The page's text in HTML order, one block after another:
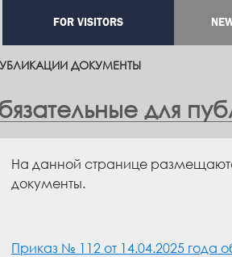
Main
navigation
FOR VISITORS
ДОКУМЕНТЫ
для
На данной странице
документы.
Приказ № 112 от 14.04.2025 года